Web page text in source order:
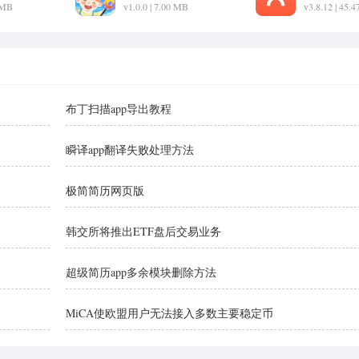
v1.0.0 | 7.00 MB v3.8.12 |
布丁扫描app导出教程
瞬译app翻译失败处理方法
极简简历网页版
韩交所将推出ETF盘后交易业务
超级简历app多余模块删除方法
MiCA使欧盟用户无法接入多数主要稳定币